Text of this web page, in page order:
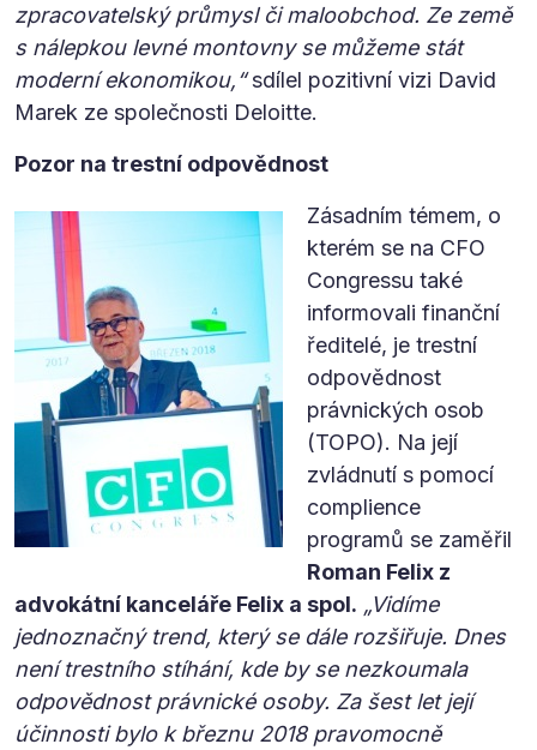
zpracovatelský průmysl či maloobchod. Ze země
s nálepkou levné montovny se můžeme stát
moderní ekonomikou,“sdílel pozitivní vizi David
Marek ze společnosti Deloitte.
Pozor na trestní odpovědnost
Zásadním témem, o
kterém se na CFO
Congressu také
informovali finanční
ředitelé, je trestní
odpovědnost
právnických osob
(TOPO). Na její
zvládnutí s pomocí
complience
programů se zaměřil
Roman Felix z
advokátní kanceláře Felix a spol. „Vidíme
jednoznačný trend, který se dále rozšiřuje. Dnes
není trestního stíhání, kde by se nezkoumala
odpovědnost právnické osoby. Za šest let její
účinnosti bylo k březnu 2018 pravomocně